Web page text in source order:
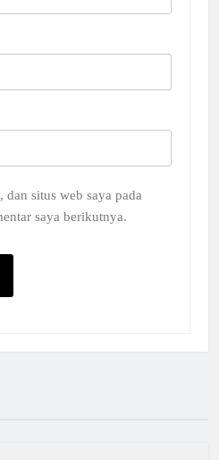
dan situs web saya pada
saya berikutnya.